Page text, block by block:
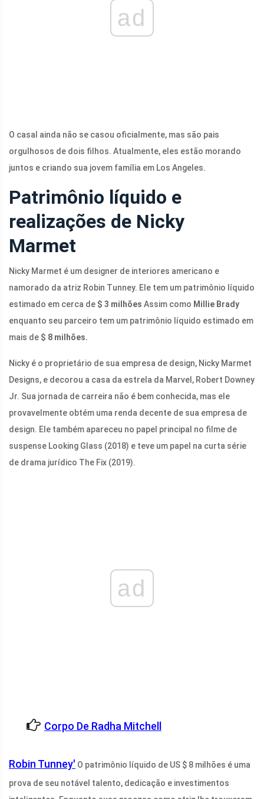
ad
O casal ainda não se casou oficialmente, mas são pais
orgulhosos de dois filhos. Atualmente, eles estão morando
juntos e criando sua jovem família em Los Angeles.
Patrimônio líquido e
realizações de Nicky
Marmet
Nicky Marmet é um designer de interiores americano e
namorado da atriz Robin Tunney. Ele tem um patrimônio líquido
estimado em cerca de $ 3 milhões Assim como Millie Brady
enquanto seu parceiro tem um patrimônio líquido estimado em
mais de $ 8 milhões.
Nicky é o proprietário de sua empresa de design, Nicky Marmet
Designs, e decorou a casa da estrela da Marvel, Robert Downey
Jr. Sua jornada de carreira não é bem conhecida, mas ele
provavelmente obtém uma renda decente de sua empresa de
design. Ele também apareceu no papel principal no filme de
suspense Looking Glass (2018) e teve um papel na curta série
de drama jurídico The Fix (2019).
ad
Corpo De Radha Mitchell
Robin Tunney' O patrimônio líquido de US $ 8 milhões é uma
prova de seu notável talento, dedicação e investimentos